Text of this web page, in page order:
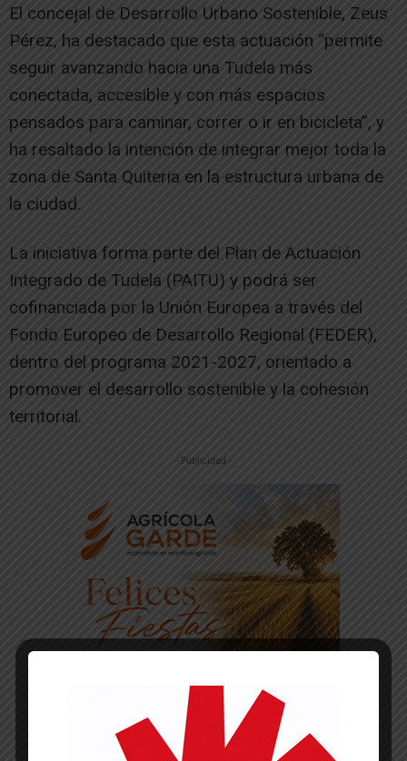
El concejal de Desarrollo Urbano Sostenible, Zeus
Pérez, ha destacado que esta actuación “permite
seguir avanzando hacia una Tudela más
conectada, accesible y con más espacios
pensados para caminar, correr o ir en bicicleta”, y
ha resaltado la intención de integrar mejor toda la
zona de Santa Quiteria en la estructura urbana de
la ciudad.
La iniciativa forma parte del Plan de Actuación
Integrado de Tudela (PAITU) y podrá ser
cofinanciada por la Unión Europea a través del
Fondo Europeo de Desarrollo Regional (FEDER),
dentro del programa 2021-2027, orientado a
promover el desarrollo sostenible y la cohesión
territorial.
-- Publicidad --